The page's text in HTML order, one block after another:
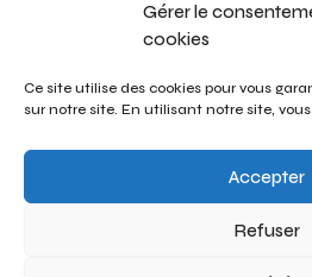
Gérer le
cookies
Ce site utilise des cookies pour vous
sur notre site. En utilisant notre site,
Accepter
Refuser
Comment un charpentier à
Recent